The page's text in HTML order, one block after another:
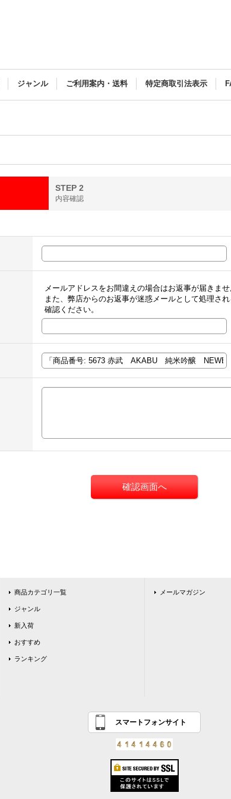
ジャンル ご利用案内・送料 特定商取引法表示
STEP 2
内容確認
メールアドレスをお間違えの場合はお返事が届きませ
また、弊店からのお返事が迷惑メールとして処理さ
確認ください。
商品カテゴリ一覧
ジャンル
新入荷
おすすめ
ランキング
メールマガジン
スマートフォンサイト